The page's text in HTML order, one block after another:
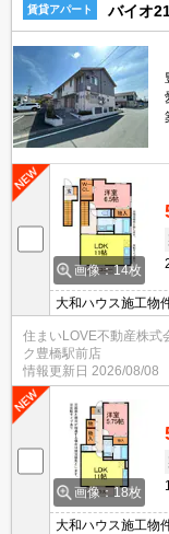
賃貸アパート バイオ
画像：14枚
大和ハウス施工物
など設備が充実◎
にお問合せくださ
住まいLOVE不動産株式
ク豊橋駅前店
情報更新日 2026/08/08
画像：18枚
大和ハウス施工物